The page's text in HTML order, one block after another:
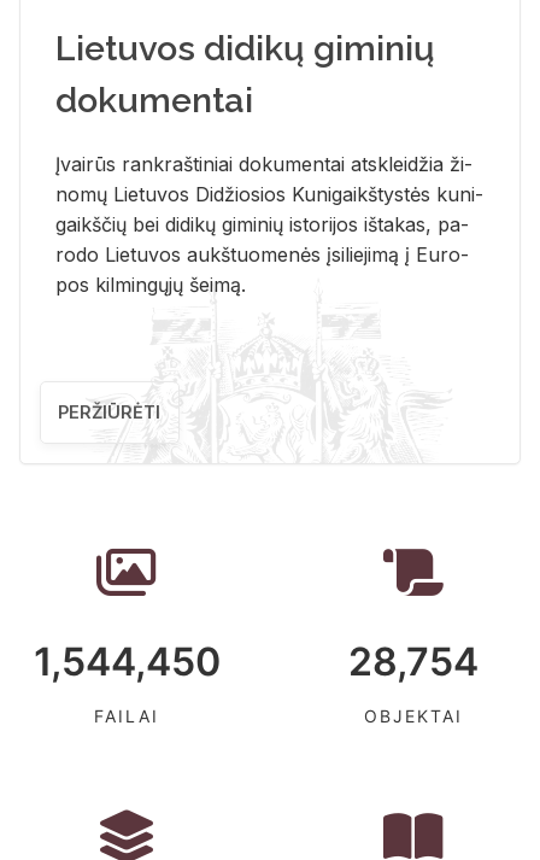
Lietuvos didikų giminių
dokumentai
Įvai­rūs rank­raš­ti­niai do­ku­men­tai at­sklei­džia ži­
no­mų Lie­tu­vos Di­džio­sios Ku­ni­gaikš­tys­tės ku­ni­
gaikš­čių bei di­di­kų gi­mi­nių is­to­ri­jos iš­ta­kas, pa­
ro­do Lie­tu­vos aukš­tuo­me­nės įsi­lie­ji­mą į Eu­ro­
pos kil­min­gų­jų šei­mą.
PERŽIŪRĖTI
1,544,450
FAILAI
28,754
OBJEKTAI